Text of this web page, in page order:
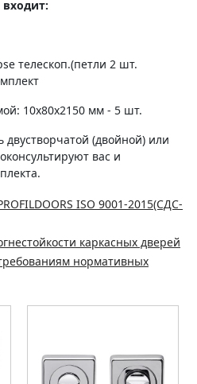
телескоп.(петли 2 шт.
10х80х2150 мм - 5 шт.
(двойной) или
вас и
ISO 9001-2015(СДС-
каркасных дверей
нормативных